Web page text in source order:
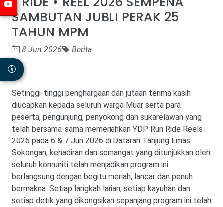
SAMBUTAN JUBLI PERAK 25
TAHUN MPM
8 Jun 2026 Berita
Setinggi-tinggi penghargaan dan jutaan terima kasih
diucapkan kepada seluruh warga Muar serta para
peserta, pengunjung, penyokong dan sukarelawan yang
telah bersama-sama memeriahkan YDP Run Ride Reels
2026 pada 6 & 7 Jun 2026 di Dataran Tanjung Emas.
Sokongan, kehadiran dan semangat yang ditunjukkan oleh
seluruh komuniti telah menjadikan program ini
berlangsung dengan begitu meriah, lancar dan penuh
bermakna. Setiap langkah larian, setiap kayuhan dan
setiap detik yang dikongsikan sepanjang program ini telah